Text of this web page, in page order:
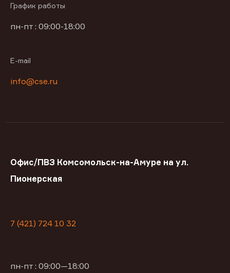
График работы
пн-пт : 09:00-18:00
E-mail
info@cse.ru
Офис/ПВЗ Комсомольск-на-Амуре на ул.
Пионерская
7 (421) 724 10 32
пн-пт : 09:00—18:00